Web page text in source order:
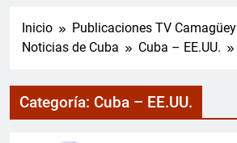
la actualidad nacional
Inicio
Publicaciones TV Camagüey
Noticias de Cuba
Cuba – EE.UU.
Categoría: Cuba – EE.UU.